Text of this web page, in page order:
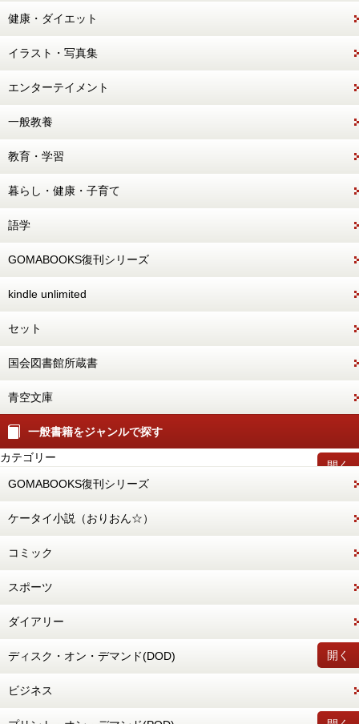
健康・ダイエット
イラスト・写真集
エンターテイメント
一般教養
教育・学習
暮らし・健康・子育て
語学
GOMABOOKS復刊シリーズ
kindle unlimited
セット
国会図書館所蔵書
青空文庫
一般書籍をジャンルで探す
開く
カテゴリー
GOMABOOKS復刊シリーズ
ケータイ小説（おりおん☆）
コミック
スポーツ
ダイアリー
開く
ディスク・オン・デマンド(DOD)
ビジネス